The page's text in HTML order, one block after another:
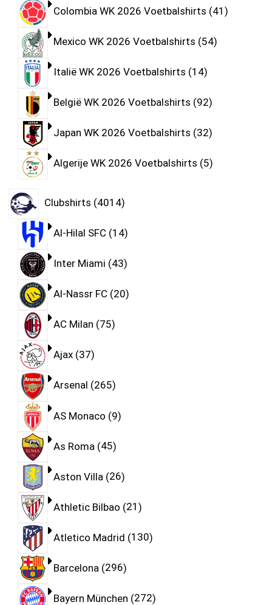
Colombia WK 2026 Voetbalshirts 41
Mexico WK 2026 Voetbalshirts 54
Italië WK 2026 Voetbalshirts 14
België WK 2026 Voetbalshirts 92
Japan WK 2026 Voetbalshirts 32
Algerije WK 2026 Voetbalshirts 5
Clubshirts 4014
Al-Hilal SFC 14
Inter Miami 43
Al-Nassr FC 20
AC Milan 75
Ajax 37
Arsenal 265
AS Monaco 9
As Roma 45
Aston Villa 26
Athletic Bilbao 21
Atletico Madrid 130
Barcelona 296
Bayern München 272